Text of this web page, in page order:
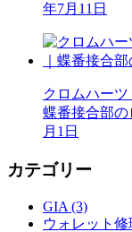
年7月11日
クロムハーツ
蝶番接合部の
月1日
カテゴリー
GIA (3)
ウォレット修